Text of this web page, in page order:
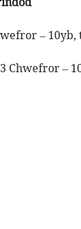
–
Chwefror –